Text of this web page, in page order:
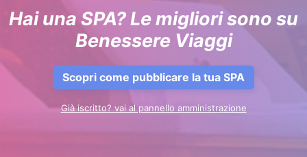
Hai una SPA? Le migliori sono su
Benessere Viaggi
Scopri come pubblicare la tua SPA
Già iscritto? vai al pannello amministrazione